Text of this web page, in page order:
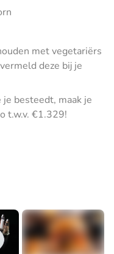
met vegetariërs
deze bij je
besteedt, maak je
t.w.v. €1.329!